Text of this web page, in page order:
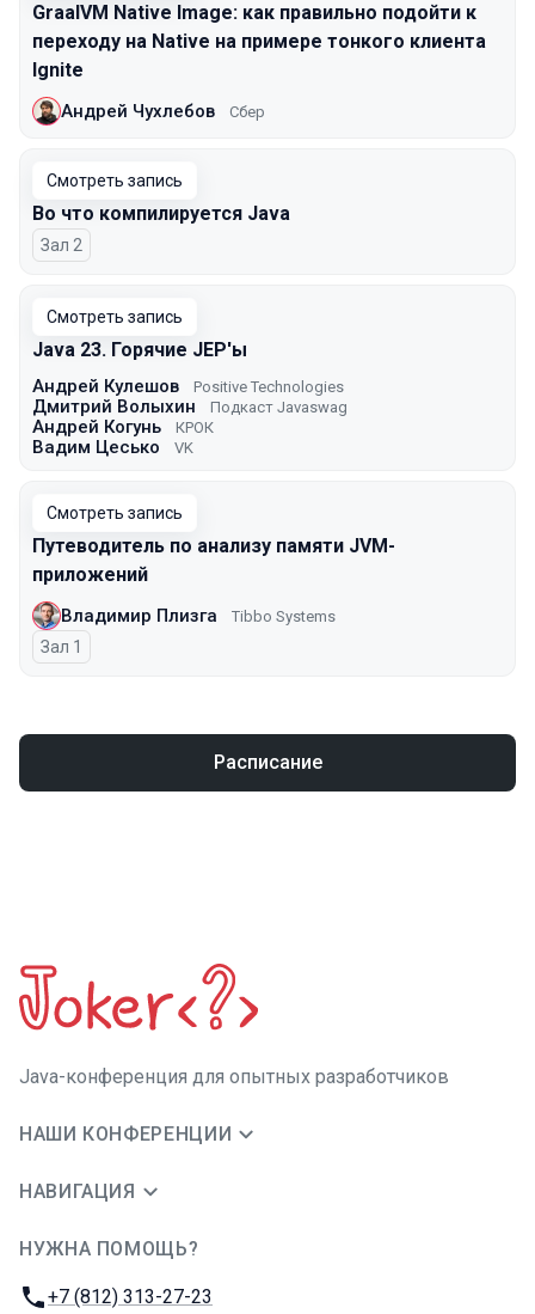
GraalVM Native Image: как правильно подойти к
переходу на Native на примере тонкого клиента
Ignite
Андрей Чухлебов Сбер
Смотреть запись
Во что компилируется Java
Зал 2
Смотреть запись
Java 23. Горячие JEP'ы
Андрей Кулешов Positive Technologies
Дмитрий Волыхин Подкаст Javaswag
Андрей Когунь КРОК
Вадим Цесько VK
Смотреть запись
Путеводитель по анализу памяти JVM-
приложений
Владимир Плизга Tibbo Systems
Зал 1
Расписание
Java-конференция для опытных разработчиков
НАШИ КОНФЕРЕНЦИИ
НАВИГАЦИЯ
НУЖНА ПОМОЩЬ?
Телефон:
+7 (812) 313-27-23